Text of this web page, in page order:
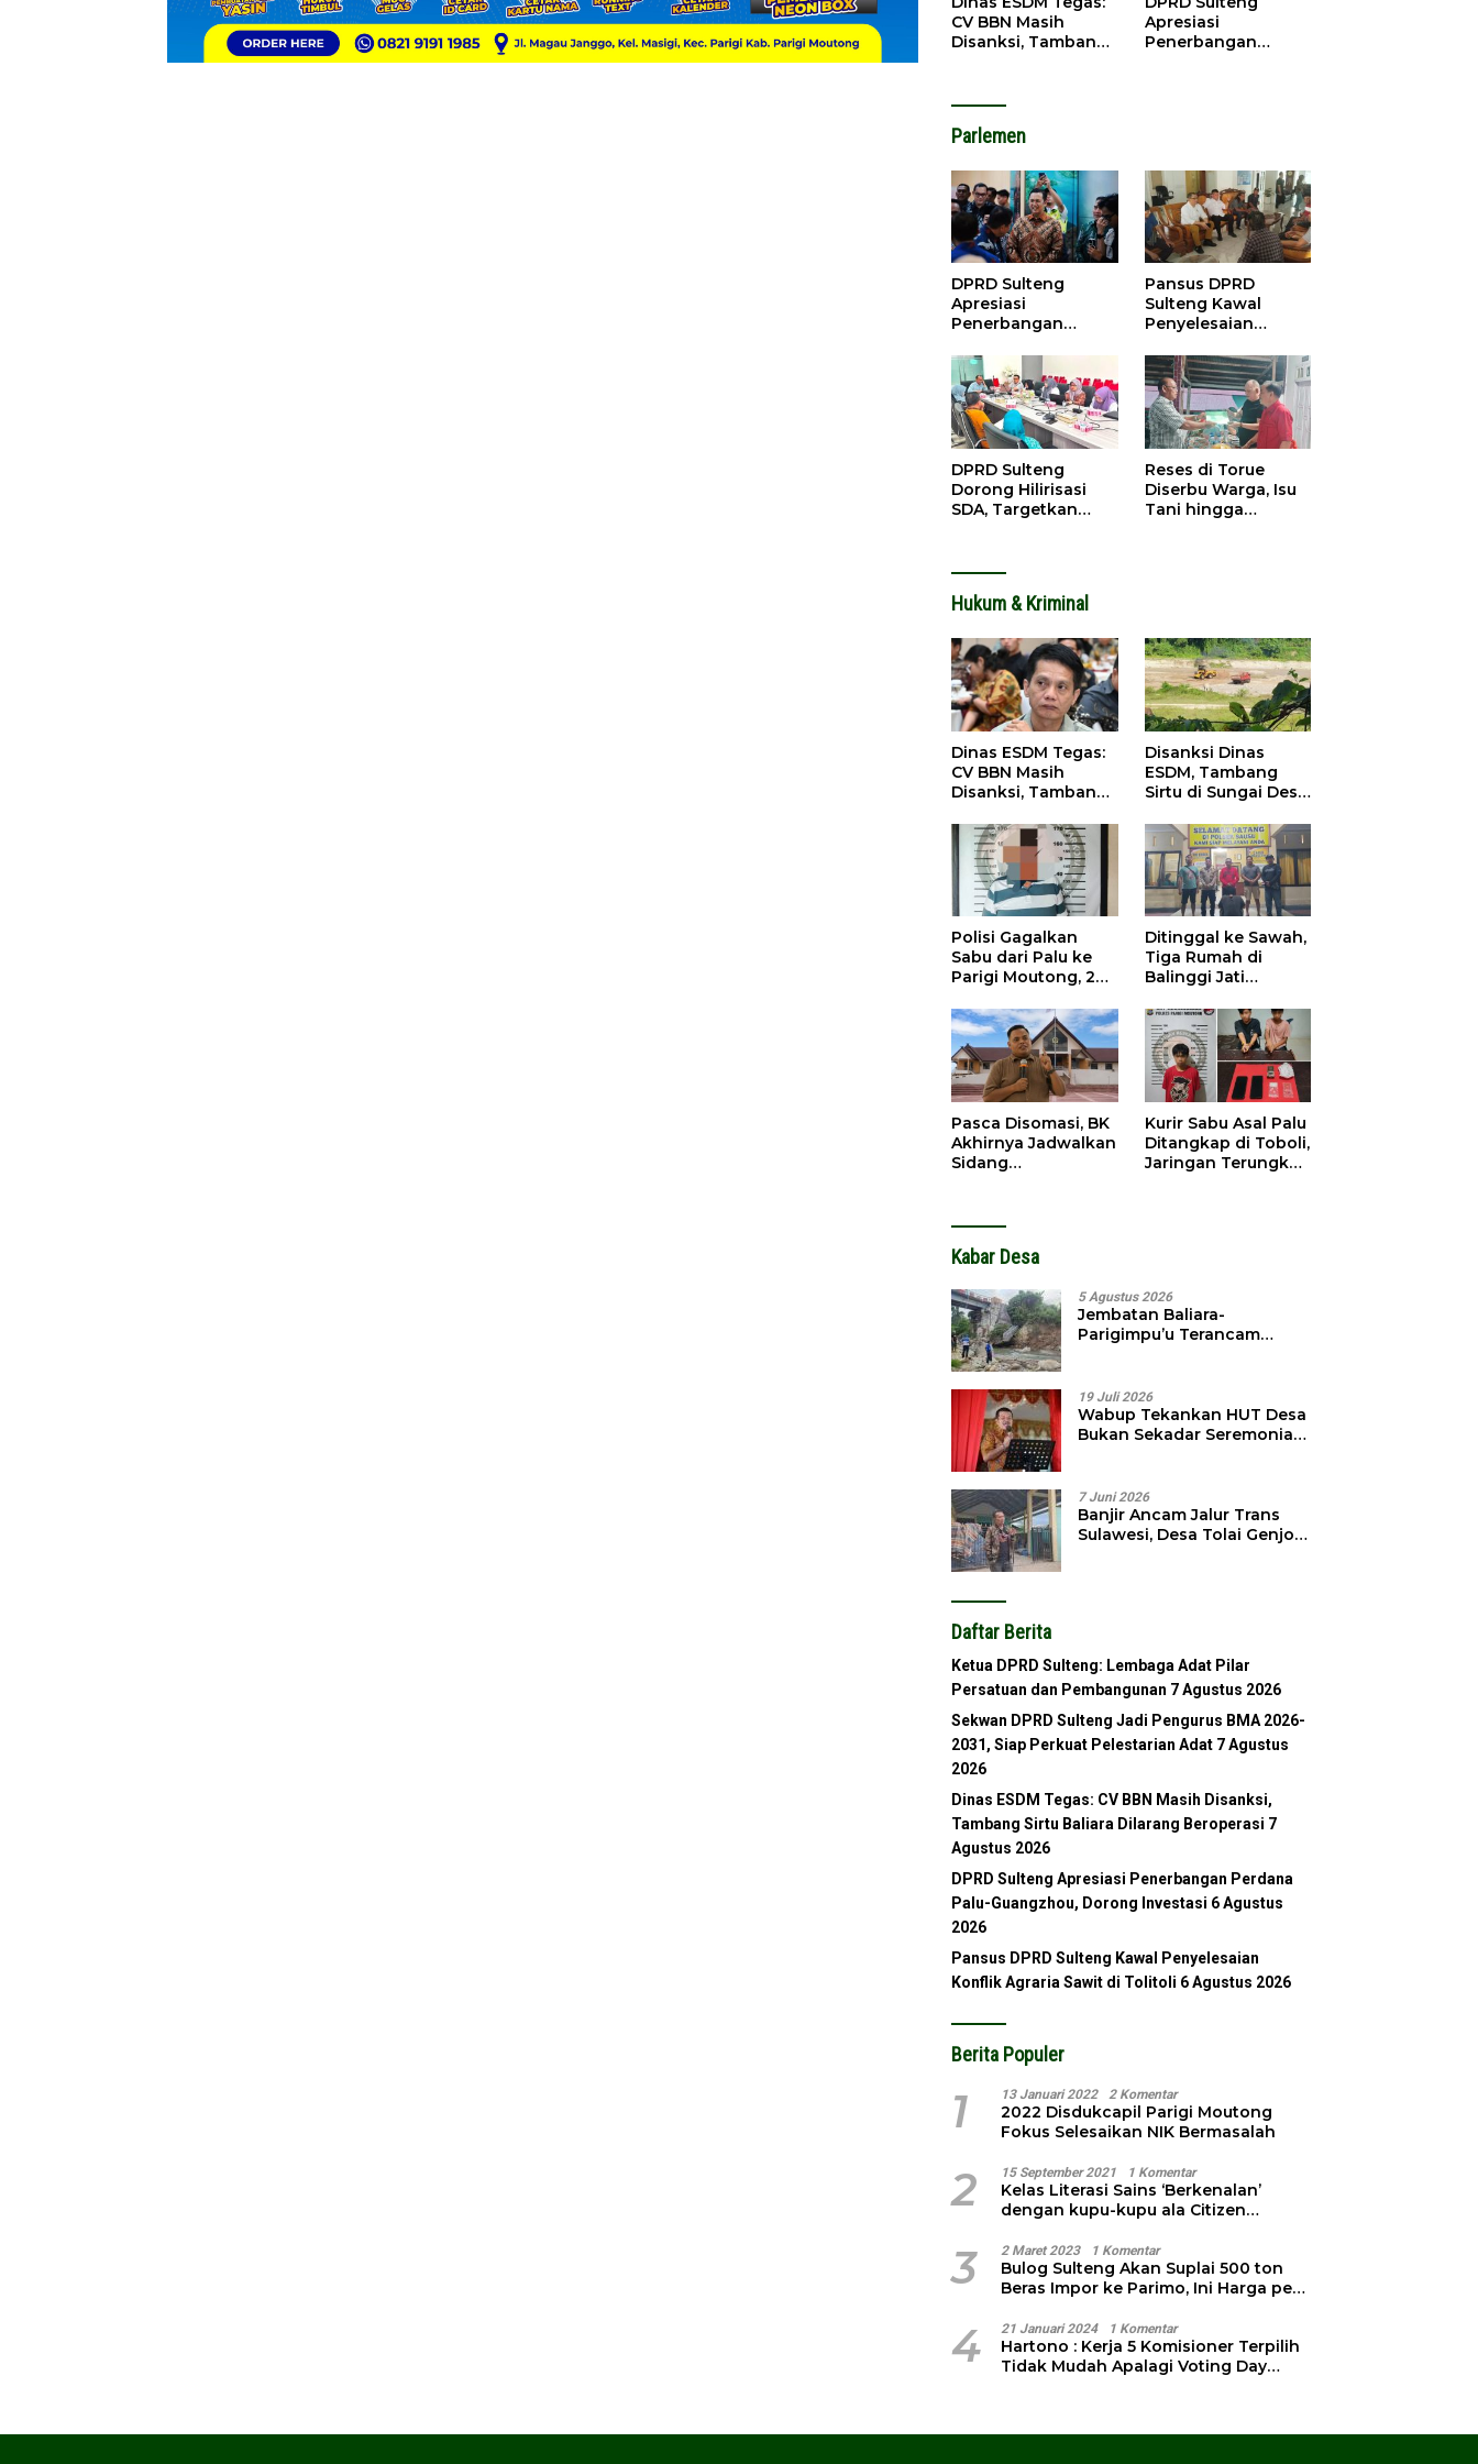
CV BBN Masih
Disanksi, Tambang
Apresiasi
Penerbangan
Parlemen
DPRD Sulteng
Apresiasi
Penerbangan
Guangzhou, Dorong
Investasi
Pansus DPRD
Sulteng Kawal
Penyelesaian
Sawit di Tolitoli
DPRD Sulteng
Dorong Hilirisasi
SDA, Targetkan
Reses di Torue
Diserbu Warga, Isu
Tani hingga
Hukum & Kriminal
Dinas ESDM Tegas:
CV BBN Masih
Disanksi, Tambang
Dilarang Beroperasi
Disanksi Dinas
ESDM, Tambang
Sirtu di Sungai Desa
Polisi Gagalkan
Sabu dari Palu ke
Parigi Moutong, 2
Ditangkap
Ditinggal ke Sawah,
Tiga Rumah di
Balinggi Jati
Ditangkap Dini Hari
Pasca Disomasi, BK
Akhirnya Jadwalkan
Sidang
Kurir Sabu Asal Palu
Ditangkap di Toboli,
Jaringan Terungkap
Kabar Desa
5 Agustus 2026
Jembatan Baliara-
Parigimpu’u Terancam
19 Juli 2026
Wabup Tekankan HUT Desa
Bukan Sekadar Seremonial,
7 Juni 2026
Banjir Ancam Jalur Trans
Sulawesi, Desa Tolai Genjot
Daftar Berita
Ketua DPRD Sulteng: Lembaga Adat Pilar
Persatuan dan Pembangunan 7 Agustus 2026
Sekwan DPRD Sulteng Jadi Pengurus BMA 2026-
2031, Siap Perkuat Pelestarian Adat 7 Agustus
2026
Dinas ESDM Tegas: CV BBN Masih Disanksi,
Tambang Sirtu Baliara Dilarang Beroperasi 7
Agustus 2026
DPRD Sulteng Apresiasi Penerbangan Perdana
Palu-Guangzhou, Dorong Investasi 6 Agustus
2026
Pansus DPRD Sulteng Kawal Penyelesaian
Konflik Agraria Sawit di Tolitoli 6 Agustus 2026
Berita Populer
1 13 Januari 2022 2 Komentar
2022 Disdukcapil Parigi Moutong
Fokus Selesaikan NIK Bermasalah
2 15 September 2021 1 Komentar
Kelas Literasi Sains ‘Berkenalan’
dengan kupu-kupu ala Citizen
3 2 Maret 2023 1 Komentar
Bulog Sulteng Akan Suplai 500 ton
Beras Impor ke Parimo, Ini Harga per
4 21 Januari 2024 1 Komentar
Hartono : Kerja 5 Komisioner Terpilih
Tidak Mudah Apalagi Voting Day